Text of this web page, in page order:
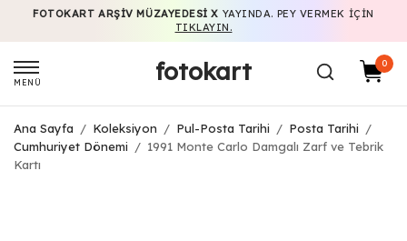
FOTOKART ARŞIV MÜZAYEDESI X YAYINDA. PEY VERMEK IÇIN
TIKLAYIN.
MENÜ fotokart 0
Ana Sayfa / Koleksiyon / Pul-Posta Tarihi / Posta Tarihi
/
Cumhuriyet Dönemi
/ 1991 Monte Carlo Damgalı Zarf ve Tebrik
Kartı